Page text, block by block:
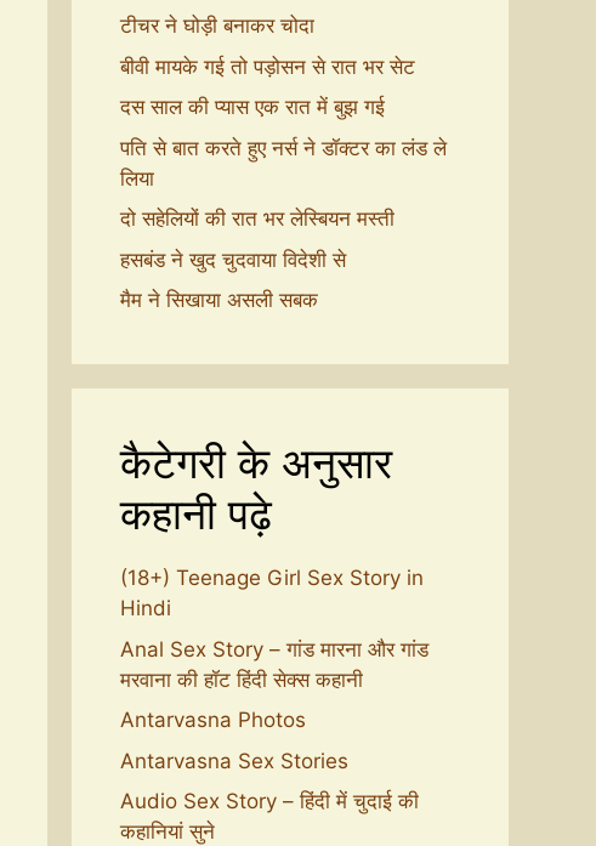
टीचर ने घोड़ी बनाकर चोदा
बीवी मायके गई तो पड़ोसन से रात भर सेट
दस साल की प्यास एक रात में बुझ गई
पति से बात करते हुए नर्स ने डॉक्टर का लंड ले
लिया
दो सहेलियों की रात भर लेस्बियन मस्ती
हसबंड ने खुद चुदवाया विदेशी से
मैम ने सिखाया असली सबक
कैटेगरी के अनुसार
कहानी पढ़े
(18+) Teenage Girl Sex Story in
Hindi
Anal Sex Story – गांड मारना और गांड
मरवाना की हॉट हिंदी सेक्स कहानी
Antarvasna Photos
Antarvasna Sex Stories
Audio Sex Story – हिंदी में चुदाई की
कहानियां सुने